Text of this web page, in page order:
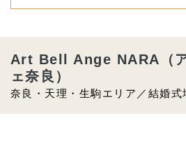
奈良・天理・生駒エリア／結婚式
Art Bell Ange NARA（
ェ奈良）